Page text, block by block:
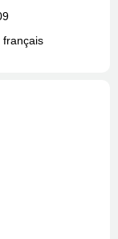
français